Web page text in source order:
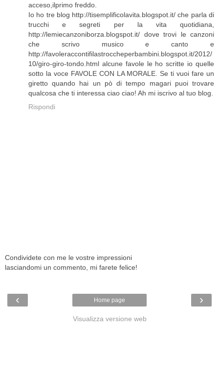
acceso,ilprimo freddo.
Io ho tre blog http://tisemplificolavita.blogspot.it/ che parla di
trucchi e segreti per la vita quotidiana,
http://lemiecanzoniborza.blogspot.it/ dove trovi le canzoni
che scrivo musico e canto e
http://favoleraccontifilastroccheperbambini.blogspot.it/2012/
10/giro-giro-tondo.html alcune favole le ho scritte io quelle
sotto la voce FAVOLE CON LA MORALE. Se ti vuoi fare un
giretto quando hai un pò di tempo magari puoi trovare
qualcosa che ti interessa ciao ciao! Ah mi iscrivo al tuo blog.
Rispondi
Condividete con me le vostre impressioni
lasciandomi un commento, mi farete felice!
‹ ›
Home page
Visualizza versione web